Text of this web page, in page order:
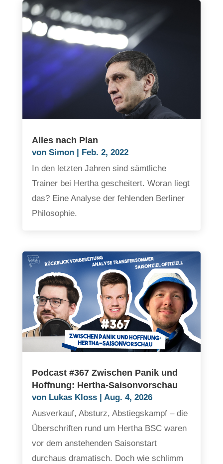
Alles nach Plan
von Simon|
Feb. 2, 2022
In den letzten Jahren sind sämtliche
Trainer bei Hertha gescheitert. Woran liegt
das? Eine Analyse der fehlenden Berliner
Philosophie.
Podcast #367 Zwischen Panik und
Hoffnung: Hertha-Saisonvorschau
von Lukas Kloss| Aug. 4, 2026
Ausverkauf, Absturz, Abstiegskampf – die
Überschriften rund um Hertha BSC waren
vor dem anstehenden Saisonstart
durchaus dramatisch. Doch wie schlimm